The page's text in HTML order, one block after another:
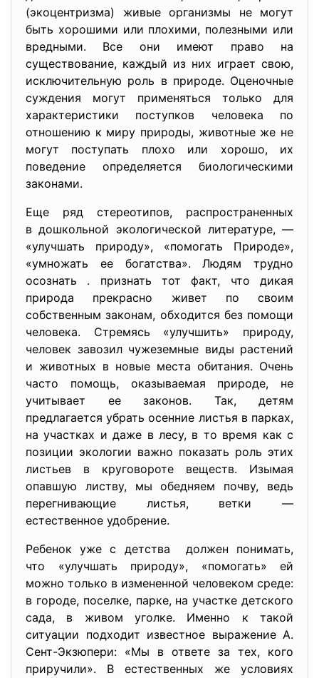
(экоцентризма) живые организмы не могут
быть хорошими или плохими, полезными или
вредными. Все они имеют право на
существование, каждый из них играет свою,
исключительную роль в природе. Оценочные
суждения могут применяться только для
характеристики поступков человека по
отношению к миру природы, животные же не
могут поступать плохо или хорошо, их
поведение определяется биологическими
законами.
Еще ряд стереотипов, распространенных
в дошкольной экологической литературе, —
«улучшать природу», «помогать Природе»,
«умножать ее богатства». Людям трудно
осознать . признать тот факт, что дикая
природа прекрасно живет по своим
собственным законам, обходится без помощи
человека. Стремясь «улучшить» природу,
человек завозил чужеземные виды растений
и животных в новые места обитания. Очень
часто помощь, оказываемая природе, не
учитывает ее законов. Так, детям
предлагается убрать осенние листья в парках,
на участках и даже в лесу, в то время как с
позиции экологии важно показать роль этих
листьев в круговороте веществ. Изымая
опавшую листву, мы обедняем почву, ведь
перегнивающие листья, ветки —
естественное удобрение.
Ребенок уже с детства должен понимать,
что «улучшать природу», «помогать» ей
можно только в измененной человеком среде:
в городе, поселке, парке, на участке детского
сада, в живом уголке. Именно к такой
ситуации подходит известное выражение А.
Сент-Экзюпери: «Мы в ответе за тех, кого
приручили». В естественных же условиях